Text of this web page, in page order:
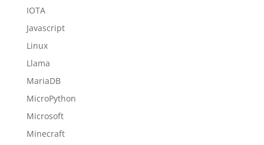
IOTA
Javascript
Linux
Llama
MariaDB
MicroPython
Microsoft
Minecraft